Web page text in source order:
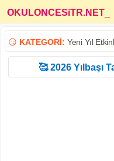
OKULONCESiTR.NET
😏 KATEGORİ: Yeni Yıl
🥰 2026 Yılbaşı